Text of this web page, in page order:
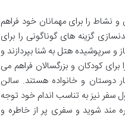
و نشاط را برای مهمانان خود فراهم
گزینه های گوناگونی را برای
و سرپوشیده هتل به شنا بپردازند و
کودکان و بزرگسالان فراهم می
دوستان و خانواده هستند. سالن
نیز به تناسب اندام خود توجه
مند شوید و سفری پر از خاطره و